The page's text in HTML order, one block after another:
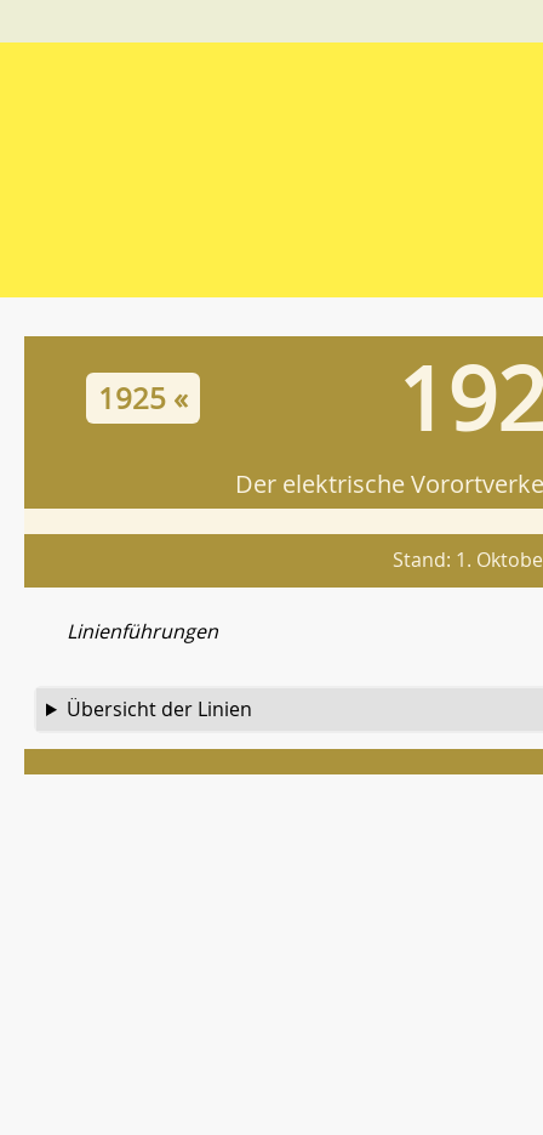
1925 «
Der elektrische
Stand: 1.
Linienführungen
Übersicht der Linien